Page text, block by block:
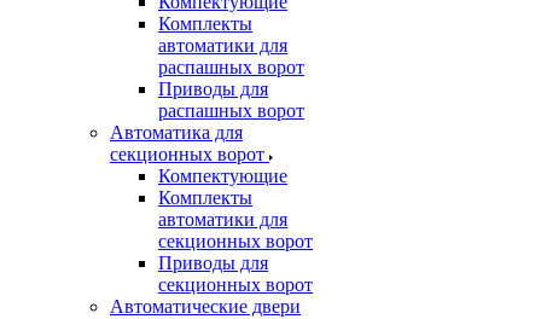
Комплекты
автоматики для
распашных ворот
Приводы для
распашных ворот
Автоматика для
секционных ворот
Компектующие
Комплекты
автоматики для
секционных ворот
Приводы для
секционных ворот
Автоматические двери